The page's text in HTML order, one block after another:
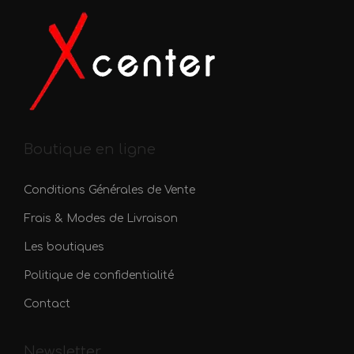
e
s
v
Boutique en ligne
Conditions Générales de Vente
Frais & Modes de Livraison
Les boutiques
Politique de confidentialité
Contact